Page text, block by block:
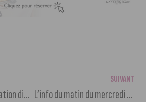
Conditions de circulation difficiles ce week-end de l’Ascension
SUIVANT
L’info du matin du mercredi 25 mai 2022